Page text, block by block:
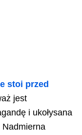
stoi przed
jest
i ukołysana
Nadmierna